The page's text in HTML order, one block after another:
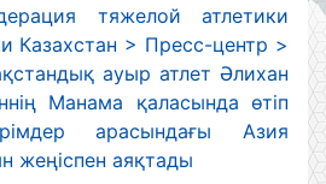
атлетики
> Пресс-центр >
ауыр атлет Әлихан
Манама қаласында өтіп
арасындағы Азия
жеңіспен аяқтады